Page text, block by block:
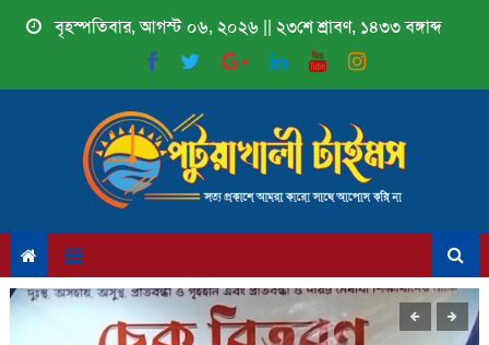
Skip
বৃহস্পতিবার, আগস্ট ০৬, ২০২৬ || ২৩শে শ্রাবণ, ১৪৩৩ বঙ্গাব্দ